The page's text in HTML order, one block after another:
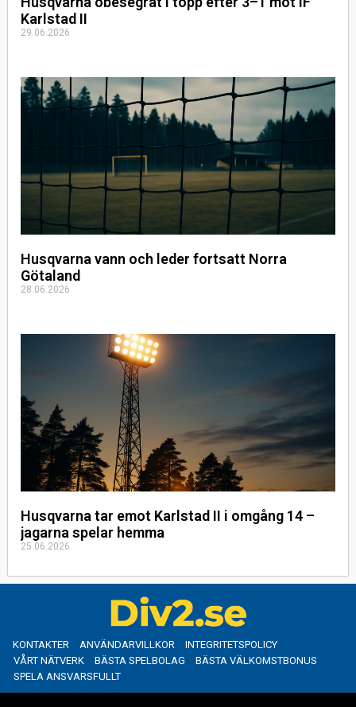
Karlstad II
29.06.2026
Husqvarna vann och leder fortsatt Norra
Götaland
28.06.2026
Husqvarna tar emot Karlstad II i omgång 14 –
jagarna spelar hemma
25.06.2026
KONTAKTER ANVÄNDARVILLKOR
INTEGRITETSPOLICY
VÅRT NÄTVERK
BÄSTA SPELBOLAG
BÄSTA VÄLKOMSTBONUS
SPELA ANSVARSFULLT